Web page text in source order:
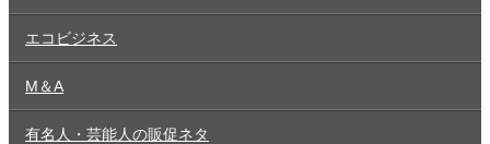
エコビジネス
M＆A
有名人・芸能人の販促ネタ